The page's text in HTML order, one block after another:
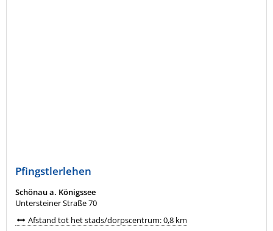
Pfingstlerlehen
Schönau a. Königssee
Untersteiner Straße 70
Afstand tot het stads/dorpscentrum: 0,8 km